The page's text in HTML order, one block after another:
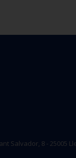
Salvador, 8 - 25005